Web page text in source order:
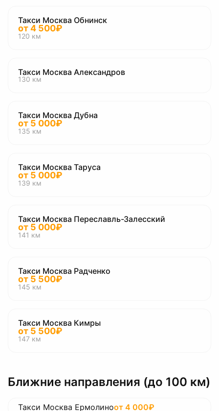
Такси Москва Обнинск
от4 500₽
120 км
Такси Москва Александров
130 км
Такси Москва Дубна
от 5 000₽
135 км
Такси Москва Таруса
от 5 000₽
139 км
Такси Москва Переславль-Залесский
от 5 000₽
141 км
Такси Москва Радченко
от 5 500₽
145 км
Такси Москва Кимры
от 5 500₽
147 км
Ближние направления (до 100 км)
Такси Москва Ермолиноот 4 000₽